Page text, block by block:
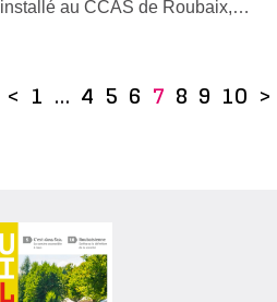
au CCAS de Roubaix,…
< 1 … 4 5 6 7 8 9 10 >